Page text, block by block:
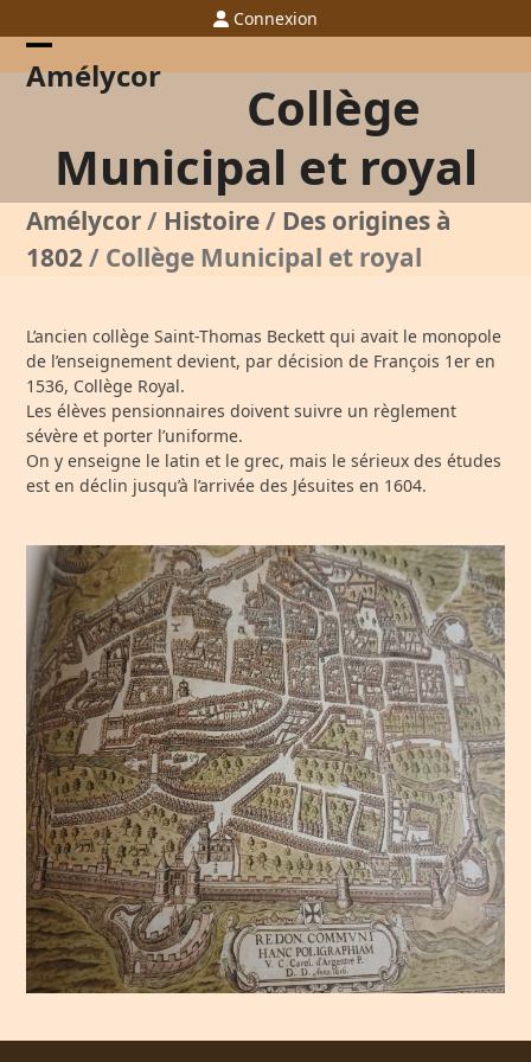
to
content
Connexion
Amélycor
Open
menu
Close
menu
Collège
Municipal et royal
Amélycor/ Histoire/ Des origines à
1802/ Collège Municipal et royal
L’ancien collège Saint-Thomas Beckett qui avait le monopole
de l’enseignement devient, par décision de François 1er en
1536, Collège Royal.
Les élèves pensionnaires doivent suivre un règlement
sévère et porter l’uniforme.
On y enseigne le latin et le grec, mais le sérieux des études
est en déclin jusqu’à l’arrivée des Jésuites en 1604.